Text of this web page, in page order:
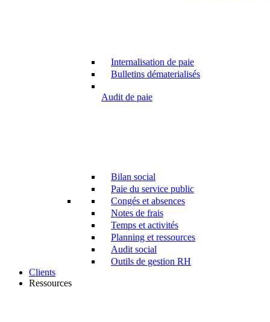
Internalisation de paie
Bulletins dématerialisés
Audit de paie
Bilan social
Paie du service public
Congés et absences
Notes de frais
Temps et activités
Planning et ressources
Audit social
Outils de gestion RH
Clients
Ressources